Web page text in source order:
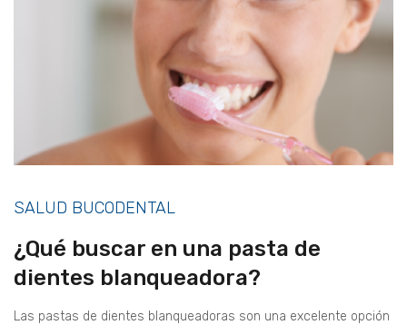
SALUD BUCODENTAL
¿Qué buscar en una pasta de
dientes blanqueadora?
Las pastas de dientes blanqueadoras son una excelente opción